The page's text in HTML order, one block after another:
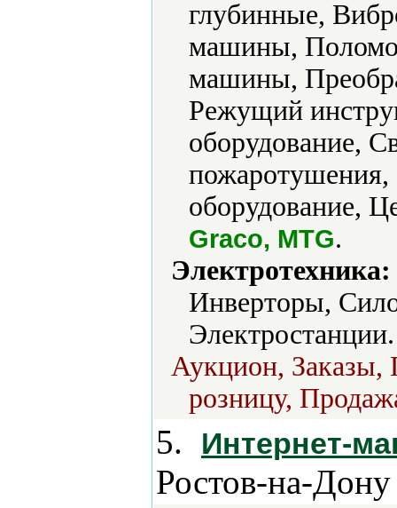
глубинные,
машины,
машины,
Режущий
оборудование,
пожаротушения,
оборудование,
Graco, MTG.
Электротехника:
Инверторы,
Аукцион, Заказы,
розницу,
5. Интернет-
Ростов-на-